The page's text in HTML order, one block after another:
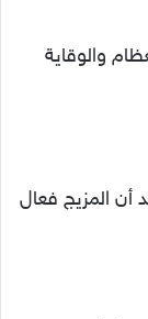
والوقاية
أن المزيج فعال